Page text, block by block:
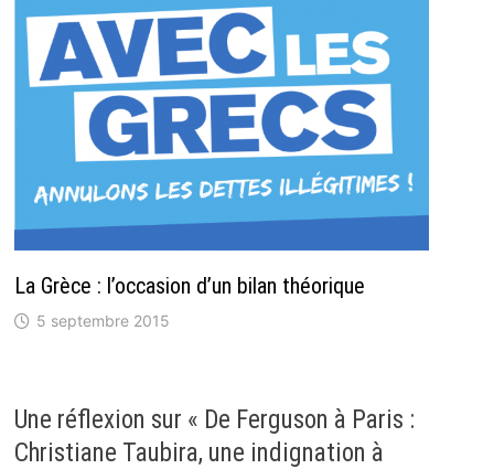
La Grèce : l’occasion d’un bilan théorique
5 septembre 2015
Une réflexion sur « De Ferguson à Paris :
Christiane Taubira, une indignation à